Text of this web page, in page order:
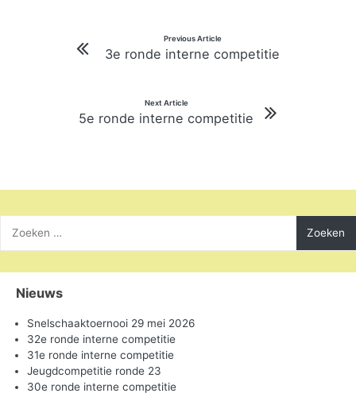
navigatie
Previous Article
3e ronde interne competitie
Next Article
5e ronde interne competitie
naar:
Nieuws
Snelschaaktoernooi 29 mei 2026
32e ronde interne competitie
31e ronde interne competitie
Jeugdcompetitie ronde 23
30e ronde interne competitie